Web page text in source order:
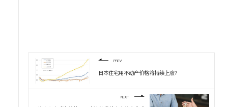
PREV
日本住宅用不动产价格将持续上涨？
NEXT